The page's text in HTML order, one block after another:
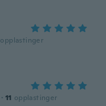
opplastinger
· 11 opplastinger